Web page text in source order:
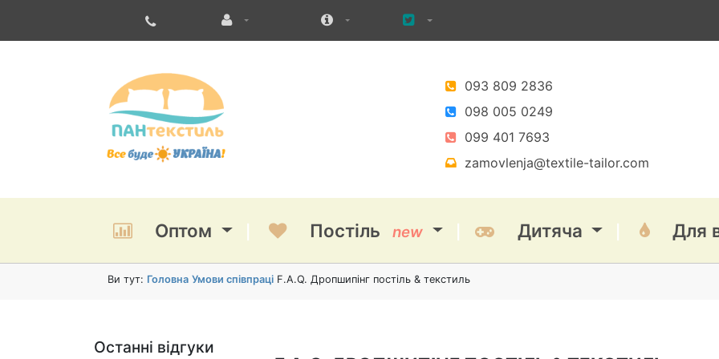
093 809 2836
098 005 0249
099 401 7693
zamovlenja@textile-tailor.com
Оптом Постіль new Дитяча Для
Ви тут: Головна Умови співпраці F.A.Q. Дропшипінг постіль & текстиль
Останні відгуки